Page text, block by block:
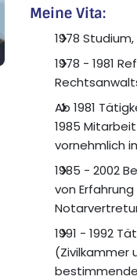
Meine Vita:
1978
1978 - 1981
Ab 1981
1985
vornehmlich
1985 - 2002
von
1991 - 1992
(Zivilkammer